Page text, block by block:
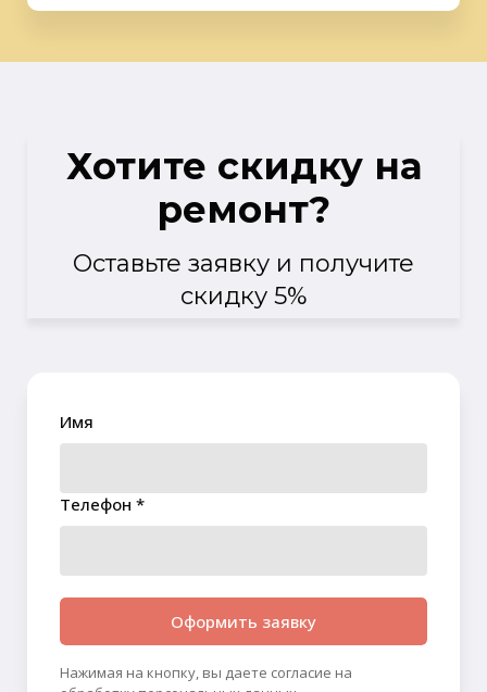
Хотите скидку на
ремонт?
Оставьте заявку и получите
скидку 5%
Имя
Телефон *
Оформить заявку
Нажимая на кнопку, вы даете согласие на